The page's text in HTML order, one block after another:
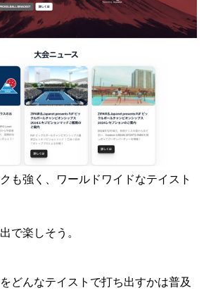
も強く、ワールドワイドなテイスト
で楽しそう。
どんなテイストで打ち出すかは普及